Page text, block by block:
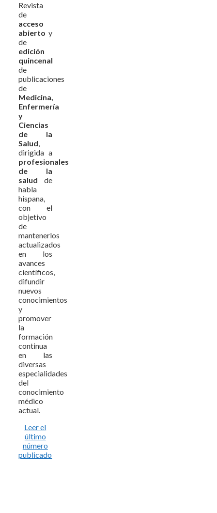
Revista
de
acceso
abierto y
de
edición
quincenal
de
publicaciones
de
Medicina,
Enfermería
y
Ciencias
de la
Salud,
dirigida a
profesionales
de la
salud de
habla
hispana,
con el
objetivo
de
mantenerlos
actualizados
en los
avances
científicos,
difundir
nuevos
conocimientos
y
promover
la
formación
continua
en las
diversas
especialidades
del
conocimiento
médico
actual.
Leer el
último
número
publicado